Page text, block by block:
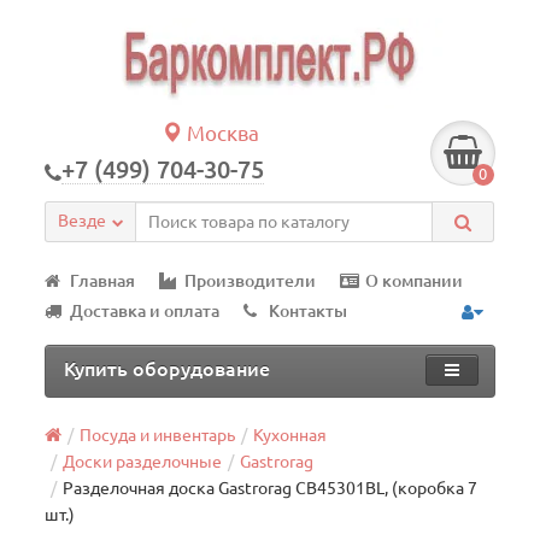
Москва
+7 (499) 704-30-75 0
Везде
Главная Производители
О компании
Доставка и оплата
Контакты
Купить оборудование
Посуда и инвентарь
Кухонная
Доски разделочные
Gastrorag
Разделочная доска Gastrorag CB45301BL, (коробка 7
шт.)